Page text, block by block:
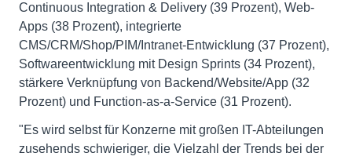
Continuous Integration & Delivery (39 Prozent), Web-
Apps (38 Prozent), integrierte
CMS/CRM/Shop/PIM/Intranet-Entwicklung (37 Prozent),
Softwareentwicklung mit Design Sprints (34 Prozent),
stärkere Verknüpfung von Backend/Website/App (32
Prozent) und Function-as-a-Service (31 Prozent).
"Es wird selbst für Konzerne mit großen IT-Abteilungen
zusehends schwieriger, die Vielzahl der Trends bei der